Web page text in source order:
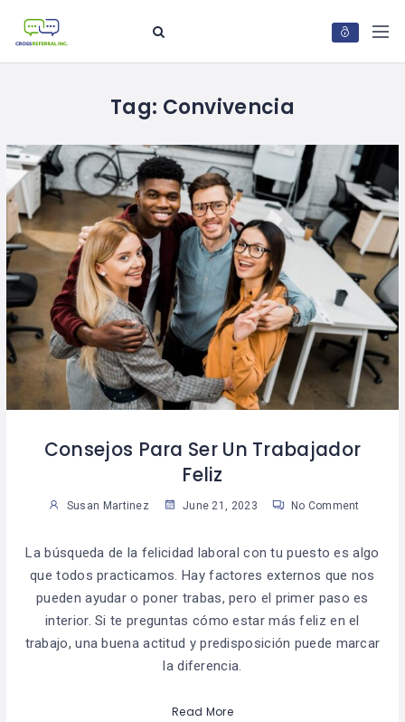
Tag: Convivencia
Consejos Para Ser Un Trabajador
Feliz
Susan Martinez June 21, 2023 No Comment
La búsqueda de la felicidad laboral con tu puesto es algo
que todos practicamos. Hay factores externos que nos
pueden ayudar o poner trabas, pero el primer paso es
interior. Si te preguntas cómo estar más feliz en el
trabajo, una buena actitud y predisposición puede marcar
la diferencia.
Read More